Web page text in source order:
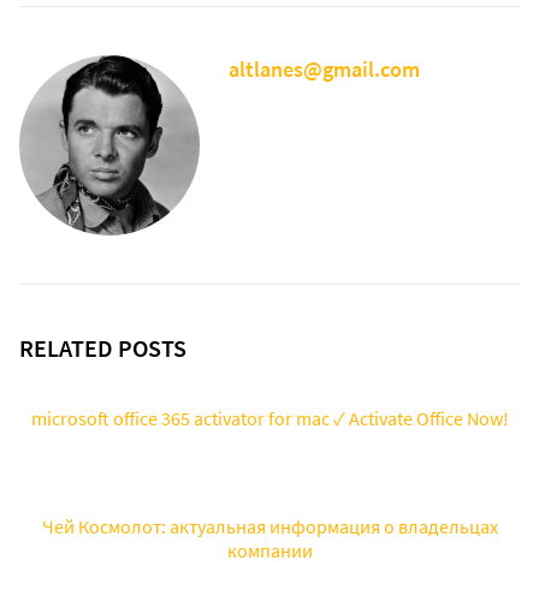
altlanes@gmail.com
RELATED POSTS
microsoft office 365 activator for mac ✓ Activate Office Now!
Чей Космолот: актуальная информация о владельцах
компании